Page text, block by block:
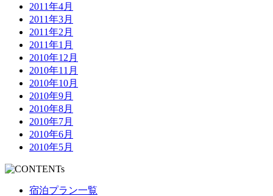
2011年4月
2011年3月
2011年2月
2011年1月
2010年12月
2010年11月
2010年10月
2010年9月
2010年8月
2010年7月
2010年6月
2010年5月
宿泊プラン一覧